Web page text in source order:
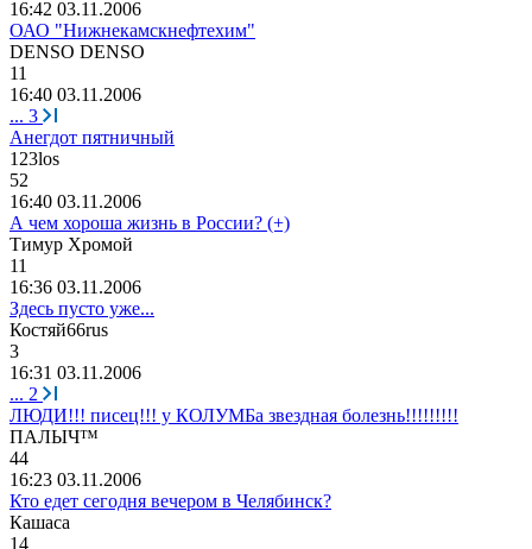
16:42 03.11.2006
ОАО "Нижнекамскнефтехим"
DENSO DENSO
11
16:40 03.11.2006
... 3
Анегдот пятничный
123los
52
16:40 03.11.2006
А чем хороша жизнь в России? (+)
Тимур Хромой
11
16:36 03.11.2006
Здесь пусто уже...
Костяй66rus
3
16:31 03.11.2006
... 2
ЛЮДИ!!! писец!!! у КОЛУМБа звездная болезнь!!!!!!!!!
ПАЛЫЧ™
44
16:23 03.11.2006
Кто едет сегодня вечером в Челябинск?
Кашаса
14